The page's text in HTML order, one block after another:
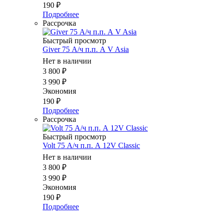
190 ₽
Подробнее
Рассрочка
Быстрый просмотр
Giver 75 А/ч п.п. А V Asia
Нет в наличии
3 800 ₽
3 990 ₽
Экономия
190 ₽
Подробнее
Рассрочка
Быстрый просмотр
Volt 75 А/ч п.п. А 12V Classic
Нет в наличии
3 800 ₽
3 990 ₽
Экономия
190 ₽
Подробнее